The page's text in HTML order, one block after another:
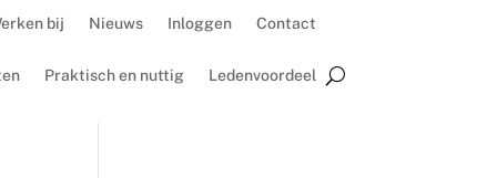
bij Nieuws Inloggen Contact
Praktisch en nuttig Ledenvoordeel